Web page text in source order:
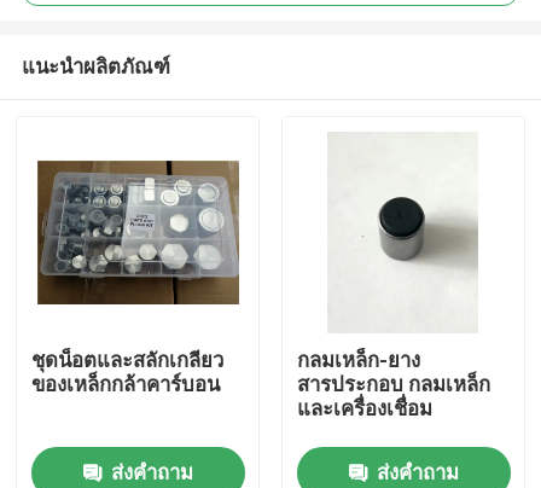
แนะนำผลิตภัณฑ์
ชุดน็อตและสลักเกลียว
ของเหล็กกล้าคาร์บอน
ส่งคำถาม
กลมเหล็ก-ยาง
สารประกอบ กลมเหล็ก
และเครื่องเชื่อม
ส่งคำถาม